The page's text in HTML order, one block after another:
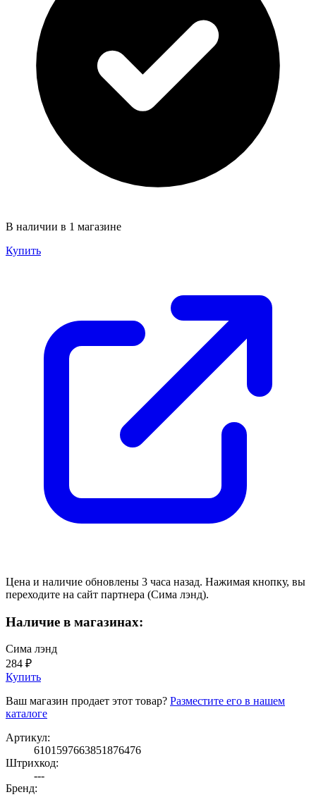
В наличии в 1 магазине
Купить
Цена и наличие обновлены 3 часа назад. Нажимая кнопку, вы
переходите на сайт партнера (Сима лэнд).
Наличие в магазинах:
Сима лэнд
284 ₽
Купить
Ваш магазин продает этот товар? Разместите его в нашем
каталоге
Артикул:
6101597663851876476
Штрихкод:
---
Бренд: